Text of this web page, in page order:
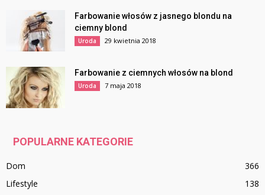
Farbowanie włosów z jasnego blondu na
ciemny blond
Uroda 29 kwietnia 2018
Farbowanie z ciemnych włosów na blond
Uroda 7 maja 2018
POPULARNE KATEGORIE
Dom
366
Lifestyle
138